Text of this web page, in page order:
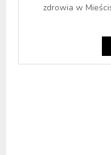
zdrowia w